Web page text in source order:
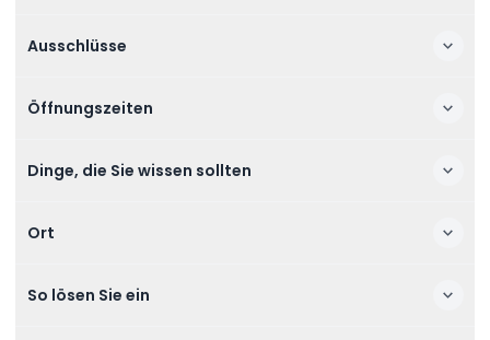
Ausschlüsse
Öffnungszeiten
Dinge, die Sie wissen sollten
Ort
So lösen Sie ein